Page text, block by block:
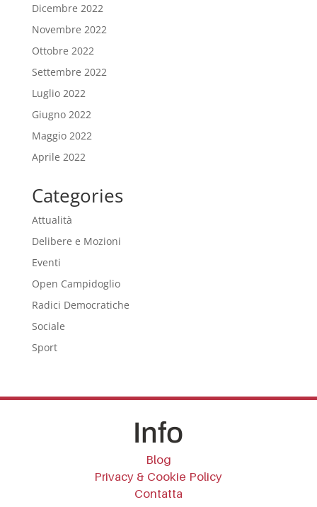
Dicembre 2022
Novembre 2022
Ottobre 2022
Settembre 2022
Luglio 2022
Giugno 2022
Maggio 2022
Aprile 2022
Categories
Attualità
Delibere e Mozioni
Eventi
Open Campidoglio
Radici Democratiche
Sociale
Sport
Info
Blog
Privacy & Cookie Policy
Contatta